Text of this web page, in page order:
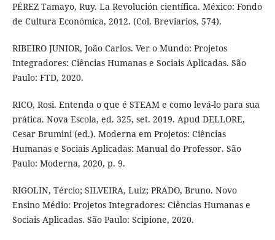
PÉREZ Tamayo, Ruy. La Revolución científica. México: Fondo
de Cultura Económica, 2012. (Col. Breviarios, 574).
RIBEIRO JUNIOR, João Carlos. Ver o Mundo: Projetos
Integradores: Ciências Humanas e Sociais Aplicadas. São
Paulo: FTD, 2020.
RICO, Rosi. Entenda o que é STEAM e como levá-lo para sua
prática. Nova Escola, ed. 325, set. 2019. Apud DELLORE,
Cesar Brumini (ed.). Moderna em Projetos: Ciências
Humanas e Sociais Aplicadas: Manual do Professor. São
Paulo: Moderna, 2020, p. 9.
RIGOLIN, Tércio; SILVEIRA, Luiz; PRADO, Bruno. Novo
Ensino Médio: Projetos Integradores: Ciências Humanas e
Sociais Aplicadas. São Paulo: Scipione, 2020.